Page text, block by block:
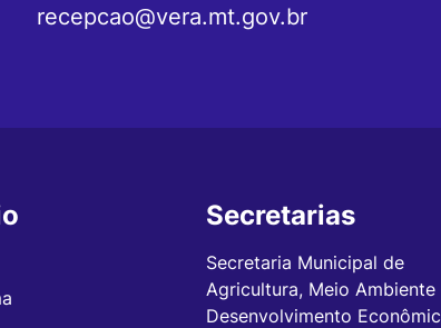
recepcao@vera.mt.gov.br
Secretarias
Secretaria Municipal de
Agricultura, Meio Ambiente
Desenvolvimento